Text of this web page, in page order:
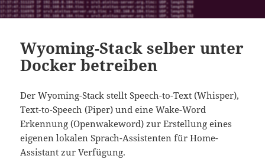
Wyoming-Stack selber unter
Docker betreiben
Der Wyoming-Stack stellt Speech-to-Text (Whisper),
Text-to-Speech (Piper) und eine Wake-Word
Erkennung (Openwakeword) zur Erstellung eines
eigenen lokalen Sprach-Assistenten für Home-
Assistant zur Verfügung.